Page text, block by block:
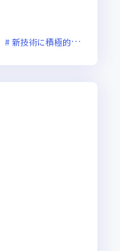
新技術に積極的